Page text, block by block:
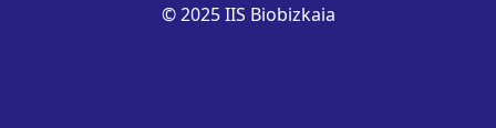
© 2025 IIS Biobizkaia